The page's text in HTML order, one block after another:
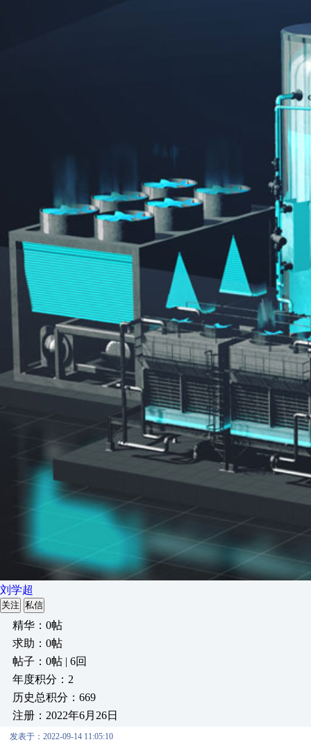
刘学超
关注 私信
精华：0帖
求助：0帖
帖子：0帖 | 6回
年度积分：2
历史总积分：669
注册：2022年6月26日
发表于：2022-09-14 11:05:10